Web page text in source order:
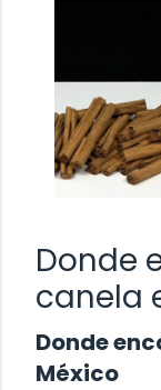
Donde
canela
Donde
México